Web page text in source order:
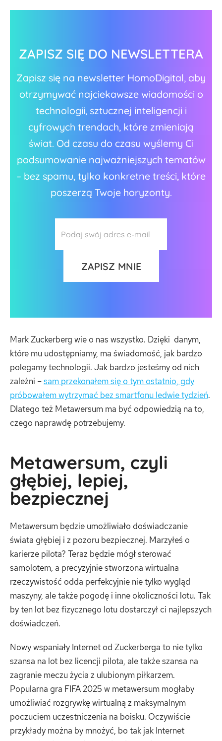
ZAPISZ SIĘ DO NEWSLETTERA
Zapisz się na newsletter HomoDigital, aby
otrzymywać najciekawsze wiadomości o
technologii, sztucznej inteligencji i
cyfrowych trendach, które zmieniają
świat. Od czasu do czasu wyślemy Ci
podsumowanie najważniejszych tematów
– bez spamu, tylko konkretne treści, które
poszerzą Twoje horyzonty.
Mark Zuckerberg wie o nas wszystko. Dzięki danym,
które mu udostępniamy, ma świadomość, jak bardzo
polegamy technologii. Jak bardzo jesteśmy od nich
zależni –sam przekonałem się o tym ostatnio, gdy
próbowałem wytrzymać bez smartfonu ledwie tydzień.
Dlatego też Metawersum ma być odpowiedzią na to,
czego naprawdę potrzebujemy.
Metawersum, czyli
głębiej, lepiej,
bezpiecznej
Metawersum będzie umożliwiało doświadczanie
świata głębiej i z pozoru bezpiecznej. Marzyłeś o
karierze pilota? Teraz będzie mógł sterować
samolotem, a precyzyjnie stworzona wirtualna
rzeczywistość odda perfekcyjnie nie tylko wygląd
maszyny, ale także pogodę i inne okoliczności lotu. Tak
by ten lot bez fizycznego lotu dostarczył ci najlepszych
doświadczeń.
Nowy wspaniały Internet od Zuckerberga to nie tylko
szansa na lot bez licencji pilota, ale także szansa na
zagranie meczu życia z ulubionym piłkarzem.
Popularna gra FIFA 2025 w metawersum mogłaby
umożliwiać rozgrywkę wirtualną z maksymalnym
poczuciem uczestniczenia na boisku. Oczywiście
przykłady można by mnożyć, bo tak jak Internet